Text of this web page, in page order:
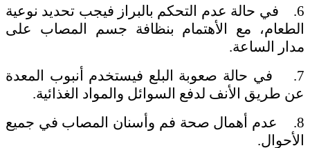
6. في حالة عدم التحكم بالبراز فيجب تحديد نوعية
الطعام، مع الأهتمام بنظافة جسم المصاب على
مدار الساعة.
7. في حالة صعوبة البلع فيستخدم أنبوب المعدة
عن طريق الأنف لدفع السوائل والمواد الغذائية.
8. عدم أهمال صحة فم وأسنان المصاب في جميع
الأحوال.